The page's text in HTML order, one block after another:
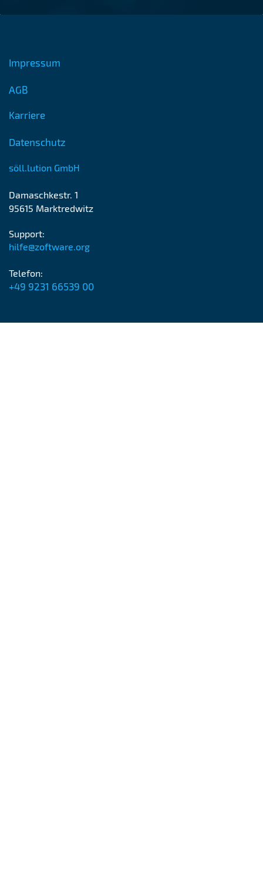
Impressum
AGB
Karriere
Datenschutz
söll.lution GmbH
Damaschkestr. 1
95615 Marktredwitz
Support:
hilfe@zoftware.org
Telefon:
+49 9231 66539 00